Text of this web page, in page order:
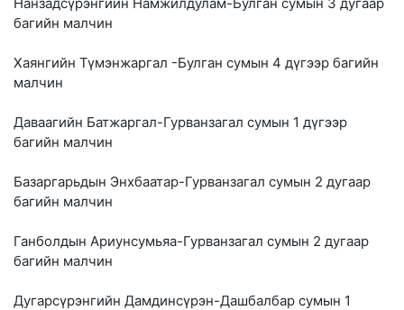
багийн малчин
Хаянгийн Түмэнжаргал -Булган сумын 4 дүгээр багийн
малчин
Даваагийн Батжаргал-Гурванзагал сумын 1 дүгээр
багийн малчин
Базаргарьдын Энхбаатар-Гурванзагал сумын 2 дугаар
багийн малчин
Ганболдын Ариунсумьяа-Гурванзагал сумын 2 дугаар
багийн малчин
Дугарсүрэнгийн Дамдинсүрэн-Дашбалбар сумын 1